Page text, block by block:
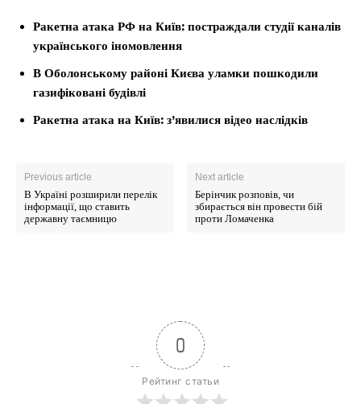
Ракетна атака РФ на Київ: постраждали студії каналів
українського іномовлення
В Оболонському районі Києва уламки пошкодили
газифіковані будівлі
Ракетна атака на Київ: з’явилися відео наслідків
Previous article
В Україні розширили перелік
інформації, що ставить
державну таємницю
Next article
Берінчик розповів, чи
збирається він провести бій
проти Ломаченка
0
Рейтинг статьи